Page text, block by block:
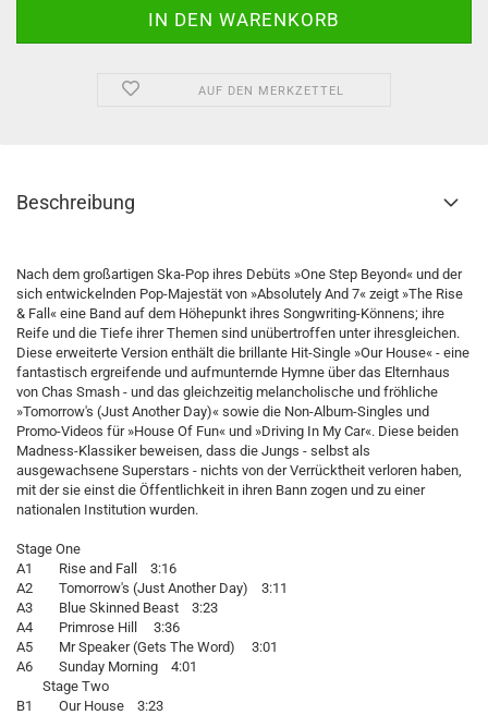
AUF DEN MERKZETTEL
Beschreibung
Nach dem großartigen Ska-Pop ihres Debüts »One Step Beyond« und der
sich entwickelnden Pop-Majestät von »Absolutely And 7« zeigt »The Rise
& Fall« eine Band auf dem Höhepunkt ihres Songwriting-Könnens; ihre
Reife und die Tiefe ihrer Themen sind unübertroffen unter ihresgleichen.
Diese erweiterte Version enthält die brillante Hit-Single »Our House« - eine
fantastisch ergreifende und aufmunternde Hymne über das Elternhaus
von Chas Smash - und das gleichzeitig melancholische und fröhliche
»Tomorrow's (Just Another Day)« sowie die Non-Album-Singles und
Promo-Videos für »House Of Fun« und »Driving In My Car«. Diese beiden
Madness-Klassiker beweisen, dass die Jungs - selbst als
ausgewachsene Superstars - nichts von der Verrücktheit verloren haben,
mit der sie einst die Öffentlichkeit in ihren Bann zogen und zu einer
nationalen Institution wurden.
Stage One
A1 Rise and Fall 3:16
A2 Tomorrow's (Just Another Day) 3:11
A3 Blue Skinned Beast 3:23
A4 Primrose Hill 3:36
A5 Mr Speaker (Gets The Word) 3:01
A6 Sunday Morning 4:01
Stage Two
B1 Our House 3:23